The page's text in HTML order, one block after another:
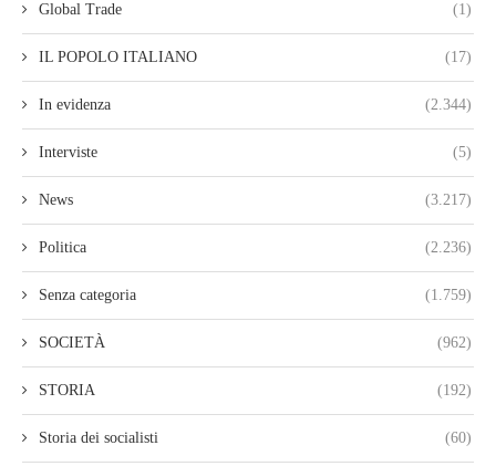
Global Trade (1)
IL POPOLO ITALIANO (17)
In evidenza (2.344)
Interviste (5)
News (3.217)
Politica (2.236)
Senza categoria (1.759)
SOCIETÀ (962)
STORIA (192)
Storia dei socialisti (60)